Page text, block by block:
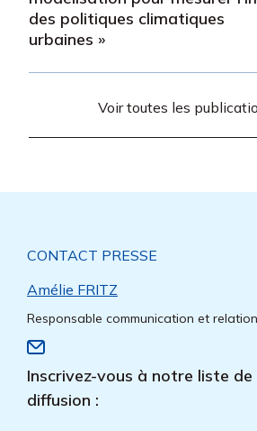
des politiques climatiques
urbaines »
Voir toutes les
CONTACT PRESSE
Amélie FRITZ
Responsable communication et
Inscrivez-vous à notre liste de
diffusion :